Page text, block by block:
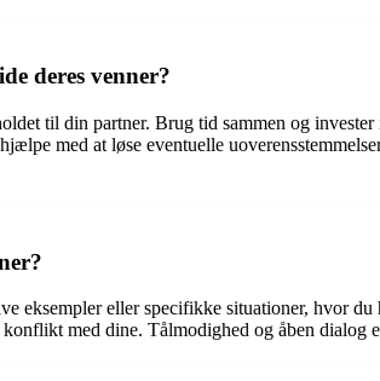
deres venner?
til din partner. Brug tid sammen og
med at løse eventuelle
eller specifikke situationer, hvor
med dine. Tålmodighed og åben dialog